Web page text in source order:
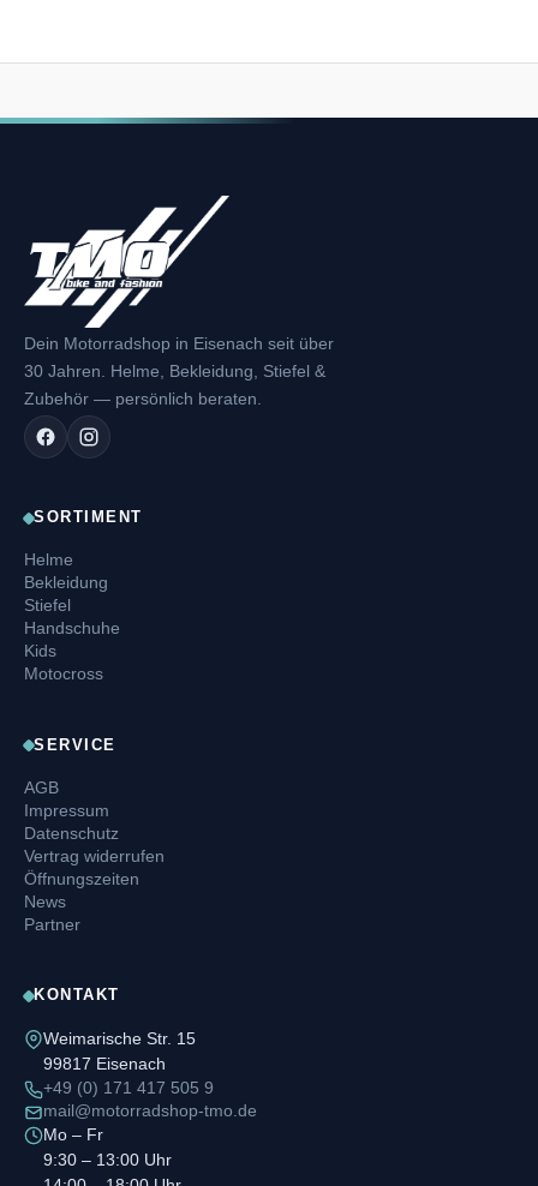
Dein Motorradshop in Eisenach seit über
30 Jahren. Helme, Bekleidung, Stiefel &
Zubehör — persönlich beraten.
SORTIMENT
Helme
Bekleidung
Stiefel
Handschuhe
Kids
Motocross
SERVICE
AGB
Impressum
Datenschutz
Vertrag widerrufen
Öffnungszeiten
News
Partner
KONTAKT
Weimarische Str. 15
99817 Eisenach
+49 (0) 171 417 505 9
mail@motorradshop-tmo.de
Mo – Fr
9:30 – 13:00 Uhr